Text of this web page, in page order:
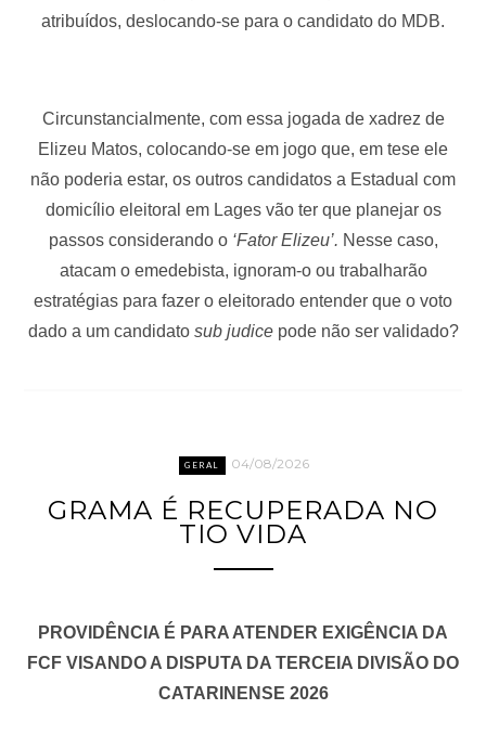
atribuídos, deslocando-se para o candidato do MDB.
Circunstancialmente, com essa jogada de xadrez de
Elizeu Matos, colocando-se em jogo que, em tese ele
não poderia estar, os outros candidatos a Estadual com
domicílio eleitoral em Lages vão ter que planejar os
passos considerando o‘Fator Elizeu’. Nesse caso,
atacam o emedebista, ignoram-o ou trabalharão
estratégias para fazer o eleitorado entender que o voto
dado a um candidato sub judicepode não ser validado?
GERAL 04/08/2026
GRAMA É RECUPERADA NO
TIO VIDA
PROVIDÊNCIA É PARA ATENDER EXIGÊNCIA DA
FCF VISANDO A DISPUTA DA TERCEIA DIVISÃO DO
CATARINENSE 2026